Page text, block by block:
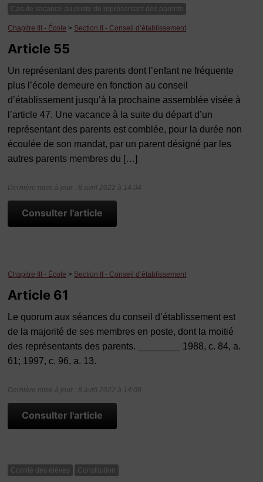
Cas de vacance au poste de représentant des parents
Chapitre III - École > Section II - Conseil d’établissement
Article 55
Un représentant des parents dont l’enfant ne fréquente
plus l’école demeure en fonction au conseil
d’établissement jusqu’à la prochaine assemblée visée à
l’article 47. Une vacance à la suite du départ d’un
représentant des parents est comblée, pour la durée non
écoulée de son mandat, par un parent désigné par les
autres parents membres du […]
Dernière mise à jour : 8 avril 2022 à 14:04
Consulter l'article
Chapitre III - École > Section II - Conseil d’établissement
Article 61
Le quorum aux séances du conseil d’établissement est
de la majorité de ses membres en poste, dont la moitié
des représentants des parents. ________ 1988, c. 84, a.
61; 1997, c. 96, a. 13.
Dernière mise à jour : 8 avril 2022 à 14:08
Consulter l'article
Comité des élèves Constitution